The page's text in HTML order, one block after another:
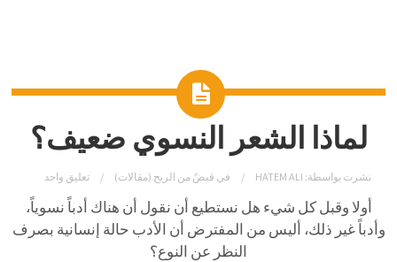
لماذا الشعر النسوي ضعيف؟
نشرت بواسطة: HATEM ALI في قبضٌ من الريح (مقالات) تعليق واحد
أولا وقبل كل شيء هل نستطيع أن نقول أن هناك أدباً نسوياً،
وأدباً غير ذلك، أليس من المفترض أن الأدب حالة إنسانية بصرف
النظر عن النوع؟